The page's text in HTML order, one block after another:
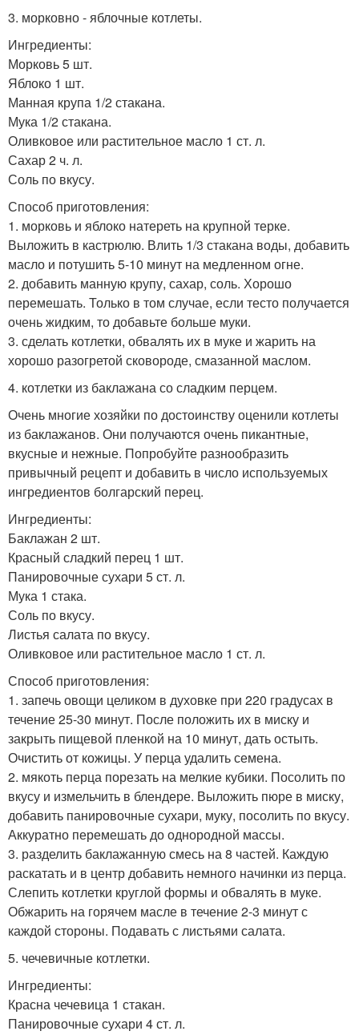
3. морковно - яблочные котлеты.
Ингредиенты:
Морковь 5 шт.
Яблоко 1 шт.
Манная крупа 1/2 стакана.
Мука 1/2 стакана.
Оливковое или растительное масло 1 ст. л.
Сахар 2 ч. л.
Соль по вкусу.
Способ приготовления:
1. морковь и яблоко натереть на крупной терке.
Выложить в кастрюлю. Влить 1/3 стакана воды, добавить
масло и потушить 5-10 минут на медленном огне.
2. добавить манную крупу, сахар, соль. Хорошо
перемешать. Только в том случае, если тесто получается
очень жидким, то добавьте больше муки.
3. сделать котлетки, обвалять их в муке и жарить на
хорошо разогретой сковороде, смазанной маслом.
4. котлетки из баклажана со сладким перцем.
Очень многие хозяйки по достоинству оценили котлеты
из баклажанов. Они получаются очень пикантные,
вкусные и нежные. Попробуйте разнообразить
привычный рецепт и добавить в число используемых
ингредиентов болгарский перец.
Ингредиенты:
Баклажан 2 шт.
Красный сладкий перец 1 шт.
Панировочные сухари 5 ст. л.
Мука 1 стака.
Соль по вкусу.
Листья салата по вкусу.
Оливковое или растительное масло 1 ст. л.
Способ приготовления:
1. запечь овощи целиком в духовке при 220 градусах в
течение 25-30 минут. После положить их в миску и
закрыть пищевой пленкой на 10 минут, дать остыть.
Очистить от кожицы. У перца удалить семена.
2. мякоть перца порезать на мелкие кубики. Посолить по
вкусу и измельчить в блендере. Выложить пюре в миску,
добавить панировочные сухари, муку, посолить по вкусу.
Аккуратно перемешать до однородной массы.
3. разделить баклажанную смесь на 8 частей. Каждую
раскатать и в центр добавить немного начинки из перца.
Слепить котлетки круглой формы и обвалять в муке.
Обжарить на горячем масле в течение 2-3 минут с
каждой стороны. Подавать с листьями салата.
5. чечевичные котлетки.
Ингредиенты:
Красна чечевица 1 стакан.
Панировочные сухари 4 ст. л.